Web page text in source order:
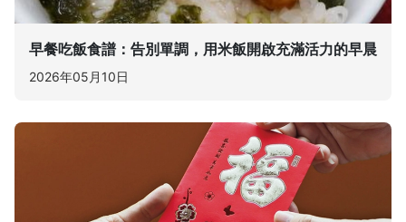
早餐吃飯食譜：告別單調，用米飯開啟充滿活力的早晨
2026年05月10日